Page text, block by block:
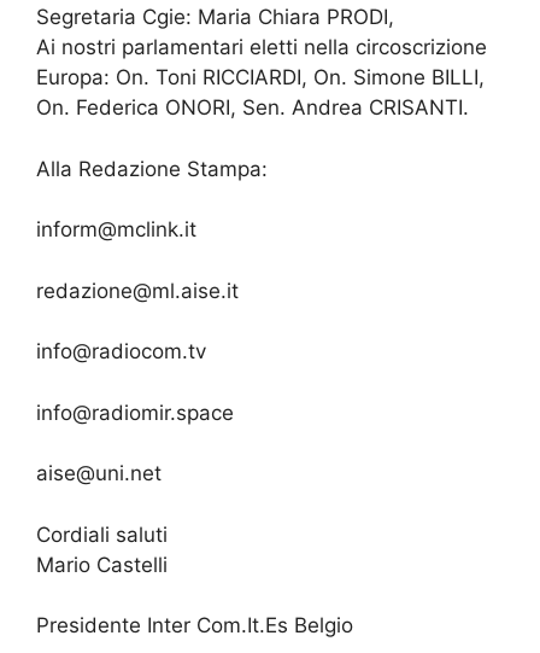
Segretaria Cgie: Maria Chiara PRODI,
Ai nostri parlamentari eletti nella circoscrizione
Europa: On. Toni RICCIARDI, On. Simone BILLI,
On. Federica ONORI, Sen. Andrea CRISANTI.
Alla Redazione Stampa:
inform@mclink.it
redazione@ml.aise.it
info@radiocom.tv
info@radiomir.space
aise@uni.net
Cordiali saluti
Mario Castelli
Presidente Inter Com.It.Es Belgio